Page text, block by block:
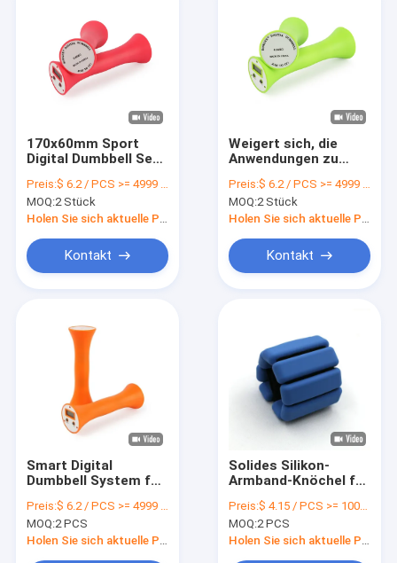
Produkte
Videos
Über uns
Kontakt mit uns
170x60mm Sport
Digital Dumbbell Set
Abnehmen Leichtes
Handgewicht Set
Preis:$ 6.2 / PCS >= 4999 PCS
MOQ:2 Stück
Holen Sie sich aktuelle Preis
Kontakt
Weigert sich, die
Anwendungen zu
Preis:$ 6.2 / PCS >= 4999 PCS
MOQ:2 Stück
Holen Sie sich aktuelle Preis
Kontakt
Smart Digital
Dumbbell System für
Fitness-Routinen
1300G/Set
Preis:$ 6.2 / PCS >= 4999 PCS
MOQ:2 PCS
Holen Sie sich aktuelle Preis
Solides Silikon-
Armband-Knöchel für
Sportaktivitäten zu
Hause und Fitness
Preis:$ 4.15 / PCS >= 1000 PCS
MOQ:2 PCS
Holen Sie sich aktuelle Preis